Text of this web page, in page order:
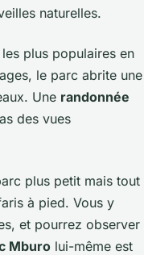
naturelles.
plus populaires en
le parc abrite une
Une randonnée
des vues
plus petit mais tout
à pied. Vous y
et pourrez observer
Mburo lui-même est